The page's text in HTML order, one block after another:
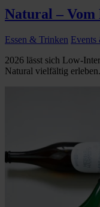
Natural – Vom
Essen & Trinken Events
2026 lässt sich Low-
Natural vielfältig